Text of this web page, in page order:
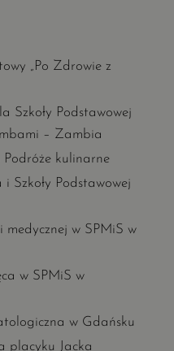
„Po Zdrowie z
Szkoły Podstawowej
– Zambia
kulinarne
Szkoły Podstawowej
medycznej w SPMiS w
w SPMiS w
w Gdańsku
placyku Jacka